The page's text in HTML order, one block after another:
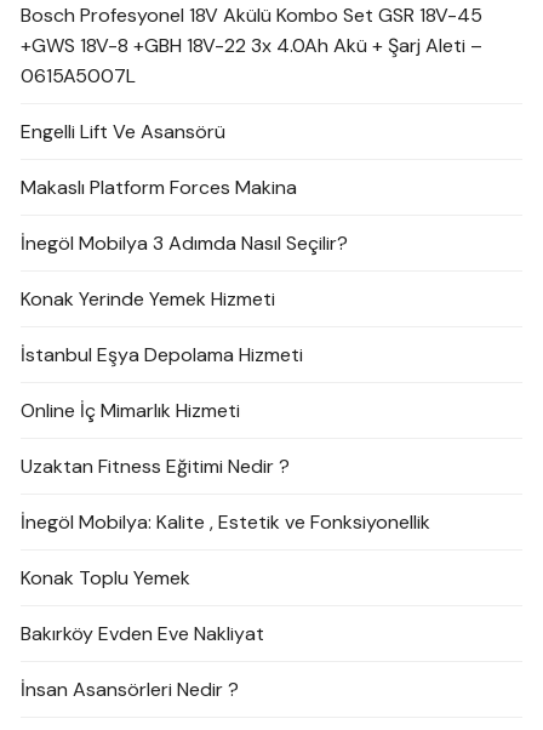
Bosch Profesyonel 18V Akülü Kombo Set GSR 18V-45
+GWS 18V-8 +GBH 18V-22 3x 4.0Ah Akü + Şarj Aleti –
0615A5007L
Engelli Lift Ve Asansörü
Makaslı Platform Forces Makina
İnegöl Mobilya 3 Adımda Nasıl Seçilir?
Konak Yerinde Yemek Hizmeti
İstanbul Eşya Depolama Hizmeti
Online İç Mimarlık Hizmeti
Uzaktan Fitness Eğitimi Nedir ?
İnegöl Mobilya: Kalite , Estetik ve Fonksiyonellik
Konak Toplu Yemek
Bakırköy Evden Eve Nakliyat
İnsan Asansörleri Nedir ?